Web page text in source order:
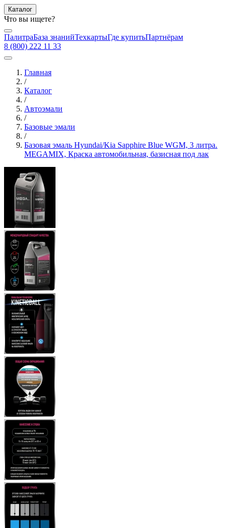
Каталог
Что вы ищете?
ПалитраБаза знанийТехкартыГде купитьПартнёрам
8 (800) 222 11 33
Главная
/
Каталог
/
Автоэмали
/
Базовые эмали
/
Базовая эмаль Hyundai/Kia Sapphire Blue WGM, 3 литра.
MEGAMIX, Краска автомобильная, базисная под лак